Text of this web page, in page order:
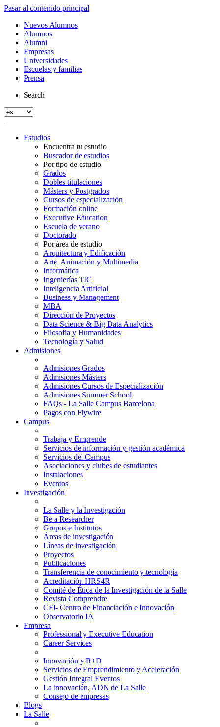
Pasar al contenido principal
Nuevos Alumnos
Alumnos
Alumni
Empresas
Universidades
Escuelas y familias
Prensa
Search
Estudios
Encuentra tu estudio
Buscador de estudios
Por tipo de estudio
Grados
Dobles titulaciones
Másters y Postgrados
Cursos de especialización
Formación online
Executive Education
Escuela de verano
Doctorado
Por área de estudio
Arquitectura y Edificación
Arte, Animación y Multimedia
Informática
Ingenierías TIC
Inteligencia Artificial
Business y Management
MBA
Dirección de Proyectos
Data Science & Big Data Analytics
Filosofía y Humanidades
Tecnología y Salud
Admisiones
Admisiones Grados
Admisiones Másters
Admisiones Cursos de Especialización
Admisiones Summer School
FAQs - La Salle Campus Barcelona
Pagos con Flywire
Campus
Trabaja y Emprende
Servicios de información y gestión académica
Servicios del Campus
Asociaciones y clubes de estudiantes
Instalaciones
Eventos
Investigación
La Salle y la Investigación
Be a Researcher
Grupos e Institutos
Áreas de investigación
Líneas de investigación
Proyectos
Publicaciones
Transferencia de conocimiento y tecnología
Acreditación HRS4R
Comité de Ética de la Investigación de la Salle
Revista Comprendre
CFI- Centro de Financiación e Innovación
Observatorio IA
Empresa
Professional y Executive Education
Career Services
Innovación y R+D
Servicios de Emprendimiento y Aceleración
Gestión Integral Eventos
La innovación, ADN de La Salle
Consejo de empresas
Blogs
La Salle